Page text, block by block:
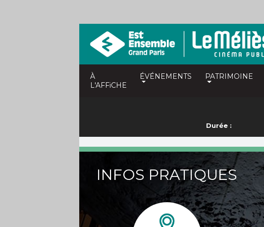
À
L'AFFiCHE
ÉVÉNEMENTS PATRIMOINE
Durée :
INFOS PRATIQUES